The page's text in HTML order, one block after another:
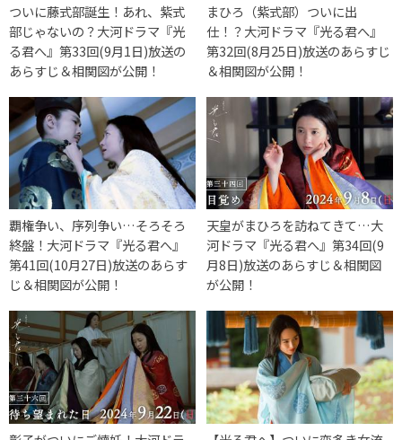
ついに藤式部誕生！あれ、紫式
部じゃないの？大河ドラマ『光
る君へ』第33回(9月1日)放送の
あらすじ＆相関図が公開！
まひろ（紫式部）ついに出
仕！？大河ドラマ『光る君へ』
第32回(8月25日)放送のあらすじ
＆相関図が公開！
覇権争い、序列争い…そろそろ
終盤！大河ドラマ『光る君へ』
第41回(10月27日)放送のあらす
じ＆相関図が公開！
天皇がまひろを訪ねてきて…大
河ドラマ『光る君へ』第34回(9
月8日)放送のあらすじ＆相関図
が公開！